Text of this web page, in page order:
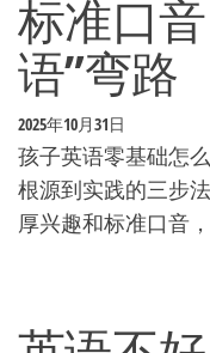
标准口
语”弯路
2025年10月31日
孩子英语零基础怎
根源到实践的三步
厚兴趣和标准口音